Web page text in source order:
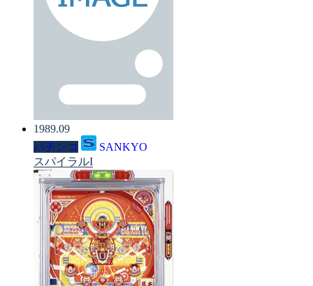
1989.09
パチンコ
SANKYO
スパイラルI